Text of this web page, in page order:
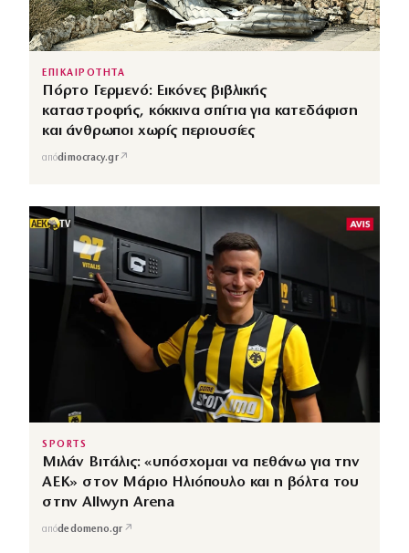
ΕΠΙΚΑΙΡΟΤΗΤΑ
Πόρτο Γερμενό: Εικόνες βιβλικής
καταστροφής, κόκκινα σπίτια για κατεδάφιση
και άνθρωποι χωρίς περιουσίες
απόdimocracy.gr↗
SPORTS
Μιλάν Βιτάλις: «υπόσχομαι να πεθάνω για την
ΑΕΚ» στον Μάριο Ηλιόπουλο και η βόλτα του
στην Allwyn Arena
απόdedomeno.gr ↗